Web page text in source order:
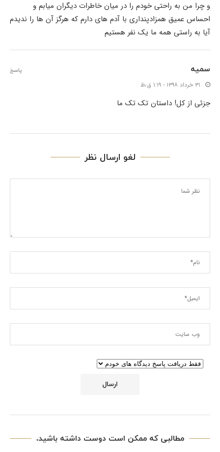
و چرا من به راحتی خودم را در میان خاطرات دیگران میابم و
احساس عمیق همزادپنداری با آدم های دارم که هرگز آن ها را ندیدم
آیا به راستی همه ما یک نفر هستیم
سمیه
۳۱ خرداد ۱۳۹۸ - ۱:۱۹ ق٫ظ
جزئی از کل! داستان تک تک ما
پاسخ
لغو ارسال نظر
مطالبی که ممکن است دوست داشته باشید.